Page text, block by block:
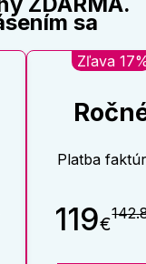
sa
Zľava
Platba
119€